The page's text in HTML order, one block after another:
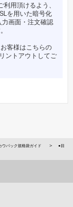
用頂けるよう、
を用いた暗号化
画面・注文確認
客様はこちらの
ントアウトしてご
ウパック規格袋ガイド
●目